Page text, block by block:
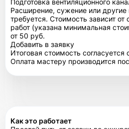
Расширение, сужение или другие
требуется. Стоимость зависит
работ (указана минимальная
от 50 руб.
Добавить в заявку
Итоговая стоимость согласуется
Оплата мастеру производится
Как это работает